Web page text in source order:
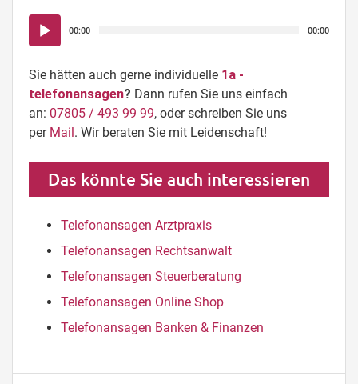
Audio-
Player
00:00 00:00
Sie hätten auch gerne individuelle 1a -
telefonansagen? Dann rufen Sie uns einfach
an: 07805 / 493 99 99, oder schreiben Sie uns
per Mail. Wir beraten Sie mit Leidenschaft!
Das könnte Sie auch interessieren
Telefonansagen Arztpraxis
Telefonansagen Rechtsanwalt
Telefonansagen Steuerberatung
Telefonansagen Online Shop
Telefonansagen Banken & Finanzen